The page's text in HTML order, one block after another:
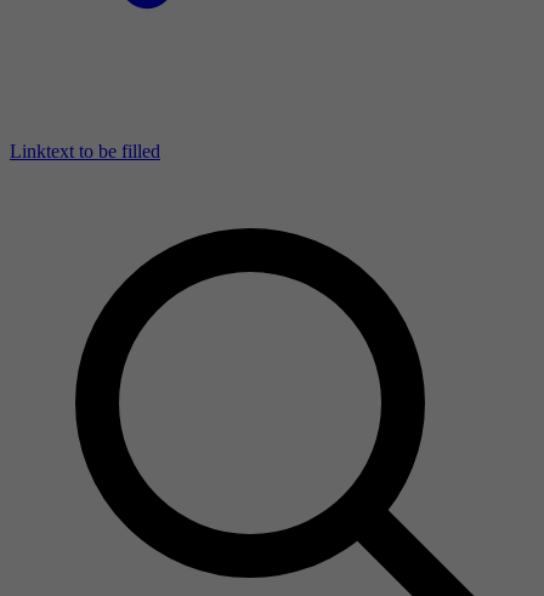
Linktext to be filled